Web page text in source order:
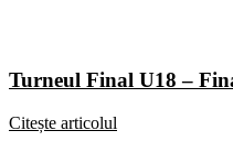
Turneul Final U18 –
Citește articolul